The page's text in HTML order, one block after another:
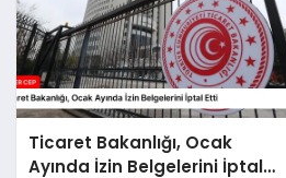
Ticaret Bakanlığı, Ocak
Ayında İzin Belgelerini İptal